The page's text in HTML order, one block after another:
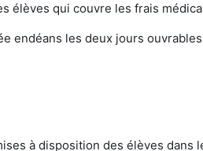
élèves qui couvre les frais
endéans les deux jours
à disposition des élèves